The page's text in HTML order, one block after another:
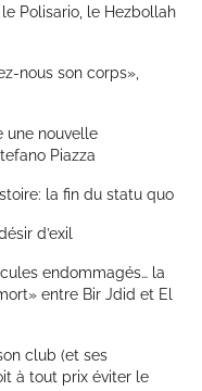
Polisario, le Hezbollah
nous son corps»,
une nouvelle
Piazza
la fin du statu quo
d’exil
endommagés… la
entre Bir Jdid et El
club (et ses
à tout prix éviter le